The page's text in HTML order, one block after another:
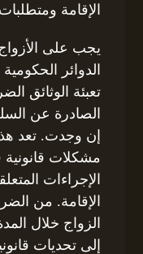
الإقامة
يجب على
الدوائر
تعبئة الوثائق
الصادرة عن
إن وجدت. تعد
مشكلات
الإجراءات
الإقامة. من
الزواج خلال
إلى تحديات